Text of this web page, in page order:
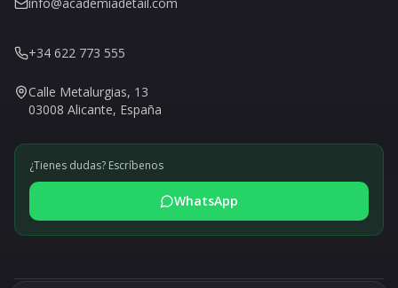
info@academiadetail.com
+34 622 773 555
Calle Metalurgias, 13
03008 Alicante, España
¿Tienes dudas? Escríbenos
WhatsApp